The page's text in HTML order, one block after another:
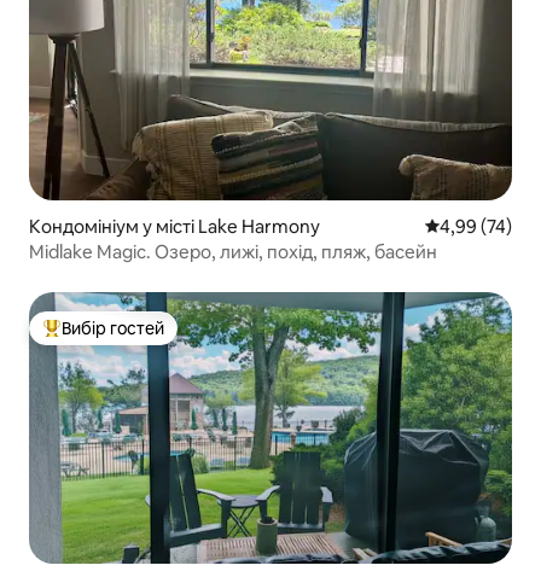
Кондомініум у місті Lake Harmony Середня
4,99 (74)
Midlake Magic. Озеро, лижі, похід, пляж, басейн
Топ вибір гостей
Вибір гостей